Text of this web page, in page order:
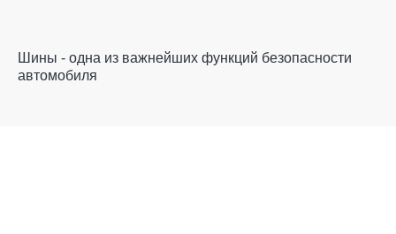
Шины - одна из важнейших функций безопасности
автомобиля